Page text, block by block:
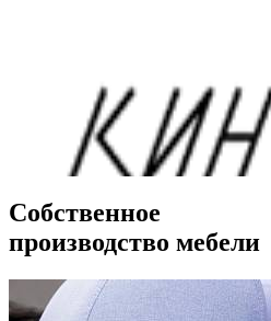
Собственное
производство мебели